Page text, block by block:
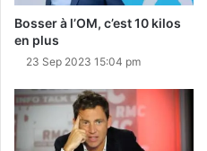
Bosser à l’OM, c’est 10 kilos
en plus
23 Sep 2023 15:04 pm